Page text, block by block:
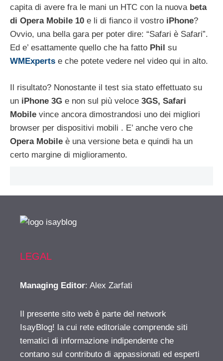
capita di avere fra le mani un HTC con la nuova beta
di Opera Mobile 10 e li di fianco il vostro iPhone?
Ovvio, una bella gara per poter dire: “Safari è Safari”.
Ed e’ esattamente quello che ha fatto Phil su
WMExperts e che potete vedere nel video qui in alto.
Il risultato? Nonostante il test sia stato effettuato su
un iPhone 3G e non sul più veloce 3GS, Safari
Mobile vince ancora dimostrandosi uno dei migliori
browser per dispositivi mobili . E’ anche vero che
Opera Mobile è una versione beta e quindi ha un
certo margine di miglioramento.
LEGAL
Managing Editor: Alex Zarfati
Il presente sito web è parte del network
IsayBlog! la cui rete editoriale comprende siti
tematici di informazione indipendente che
contano sul contributo di appassionati ed esperti